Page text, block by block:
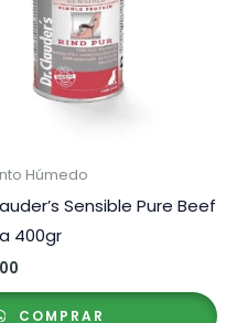
Húmedo
Sensible Pure Beef
400gr
COMPRAR